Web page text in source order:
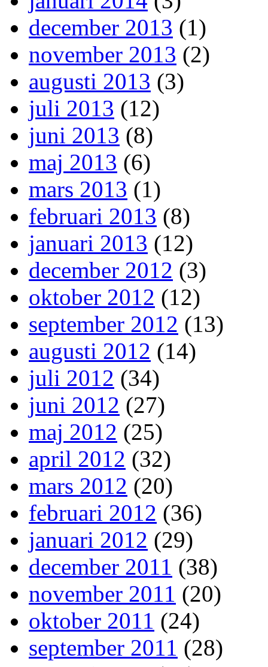
december 2013 (1)
november 2013 (2)
augusti 2013 (3)
juli 2013 (12)
juni 2013 (8)
maj 2013 (6)
mars 2013 (1)
februari 2013 (8)
januari 2013 (12)
december 2012 (3)
oktober 2012 (12)
september 2012 (13)
augusti 2012 (14)
juli 2012 (34)
juni 2012 (27)
maj 2012 (25)
april 2012 (32)
mars 2012 (20)
februari 2012 (36)
januari 2012 (29)
december 2011 (38)
november 2011 (20)
oktober 2011 (24)
september 2011 (28)